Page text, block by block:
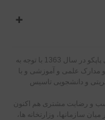
شرکت تولیدی و صنعتی پارسا پلاستیک با نام تجاری پاپکو در سال 1363 با توجه به
مدارک علمی و آموزشی و با
و دانشجویی تاسیس
و رضایت مشتری هم اکنون
سازمانها، وزارتخانه ها،